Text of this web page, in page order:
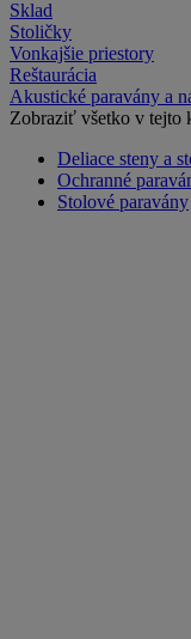
Sklad
Stoličky
Vonkajšie priestory
Reštaurácia
Akustické paravány a
Zobraziť všetko v tejto
Deliace steny a
Ochranné
Stolové paravány